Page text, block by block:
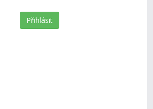
Přihlásit